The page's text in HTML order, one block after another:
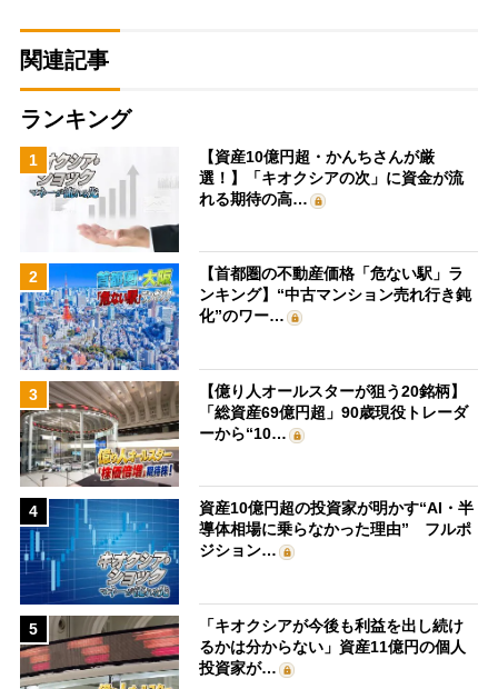
関連記事
ランキング
1
【資産10億円超・かんちさんが厳
選！】「キオクシアの次」に資金が流
れる期待の高…
2
【首都圏の不動産価格「危ない駅」ラ
ンキング】“中古マンション売れ行き鈍
化”のワー…
3
【億り人オールスターが狙う20銘柄】
「総資産69億円超」90歳現役トレーダ
ーから“10…
4
資産10億円超の投資家が明かす“AI・半
導体相場に乗らなかった理由” フルポ
ジション…
5
「キオクシアが今後も利益を出し続け
るかは分からない」資産11億円の個人
投資家が…